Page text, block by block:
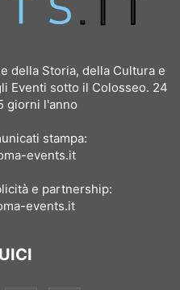
della Storia, della Cultura e
Eventi sotto il Colosseo. 24
giorni l'anno
stampa:
events.it
e partnership:
events.it